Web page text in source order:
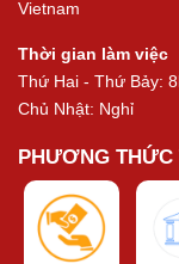
Vietnam
Thời gian làm việc
Thứ Hai - Thứ Bảy:
Chủ Nhật: Nghỉ
PHƯƠNG THỨC